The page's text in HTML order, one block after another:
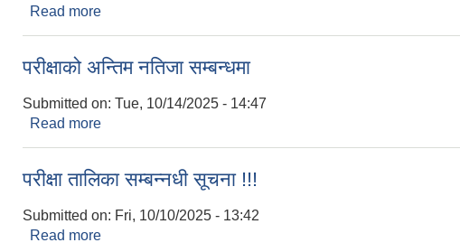
Read more
परीक्षाको अन्तिम नतिजा सम्बन्धमा
Submitted on: Tue, 10/14/2025 - 14:47
Read more
परीक्षा तालिका सम्बन्नधी सूचना !!!
Submitted on: Fri, 10/10/2025 - 13:42
Read more